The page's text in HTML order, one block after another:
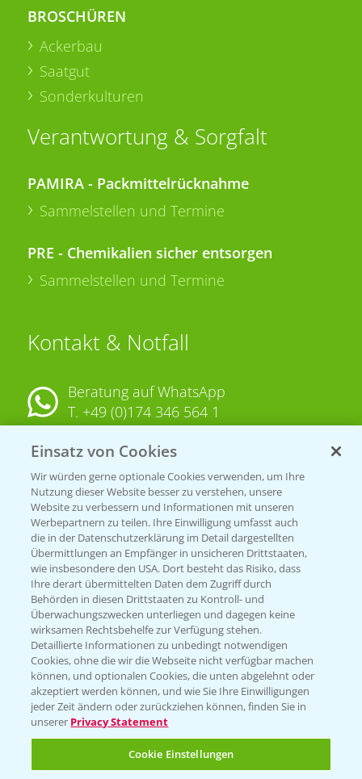
BROSCHÜREN
Ackerbau
Saatgut
Sonderkulturen
Verantwortung & Sorgfalt
PAMIRA - Packmittelrücknahme
Sammelstellen und Termine
PRE - Chemikalien sicher entsorgen
Sammelstellen und Termine
Kontakt & Notfall
Beratung auf WhatsApp
T. +49 (0)174 346 564 1
KONTAKT
Hilfe in Notfällen
T.+49 (0)214/30-20220
Folgen Sie uns
Einsatz von Cookies
Wir würden gerne optionale Cookies verwenden, um Ihre
Nutzung dieser Website besser zu verstehen, unsere
Website zu verbessern und Informationen mit unseren
Werbepartnern zu teilen. Ihre Einwilligung umfasst auch
die in der Datenschutzerklärung im Detail dargestellten
Übermittlungen an Empfänger in unsicheren Drittstaaten,
wie insbesondere den USA. Dort besteht das Risiko, dass
Ihre derart übermittelten Daten dem Zugriff durch
Behörden in diesen Drittstaaten zu Kontroll- und
Überwachungszwecken unterliegen und dagegen keine
wirksamen Rechtsbehelfe zur Verfügung stehen.
Detaillierte Informationen zu unbedingt notwendigen
Cookies, ohne die wir die Webseite nicht verfügbar machen
können, und optionalen Cookies, die unten abgelehnt oder
akzeptiert werden können, und wie Sie Ihre Einwilligungen
jeder Zeit ändern oder zurückziehen können, finden Sie in
unserer Privacy Statement
Cookie Einstellungen